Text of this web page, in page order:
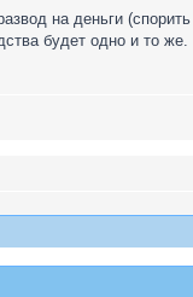
на деньги
будет одно и то же.